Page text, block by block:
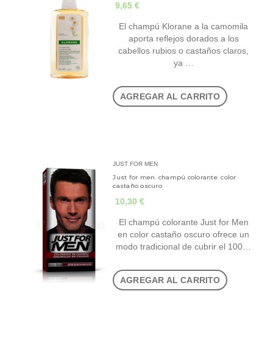
9,65 €
El champú Klorane a la camomila
aporta reflejos dorados a los
cabellos rubios o castaños claros,
ya …
AGREGAR AL CARRITO
JUST FOR MEN
Just for men. champú colorante. color
castaño oscuro
10,30 €
El champú colorante Just for Men
en color castaño oscuro ofrece un
modo tradicional de cubrir el 100…
AGREGAR AL CARRITO